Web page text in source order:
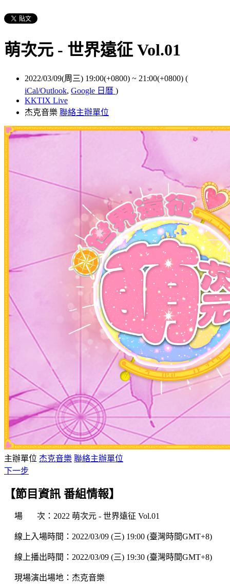
萌次元 - 世界遠征 Vol.01
2022/03/09(周三) 19:00(+0800) ~ 21:00(+0800) (
iCal/Outlook, Google 日曆 )
KKTIX Live
杰克音樂 聯絡主辦單位
主辦單位 杰克音樂 聯絡主辦單位
下一步
【節目資訊 番組情報】
場 次：2022 萌次元 - 世界遠征 Vol.01
線上入場時間：2022/03/09 (三) 19:00 (臺灣時間GMT+8)
線上播出時間：2022/03/09 (三) 19:30 (臺灣時間GMT+8)
現場演出場地：杰克音樂